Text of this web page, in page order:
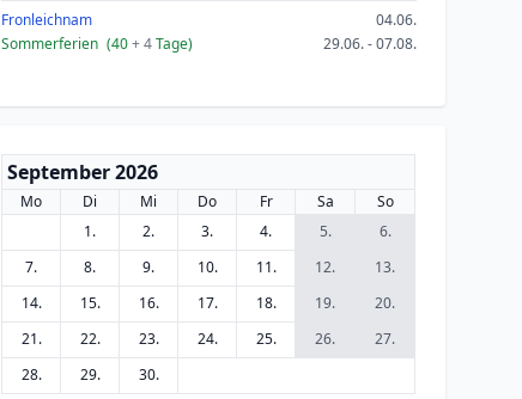
Fronleichnam
04.06.
Sommerferien (40+ 4Tage) 29.06. - 07.08.
September 2026
Mo Di Mi Do Fr Sa
So
1.
2. 3. 4. 5.
6.
7.
8. 9. 10. 11. 12.
13.
14.
15. 16. 17. 18. 19.
20.
21.
22. 23. 24. 25. 26.
27.
28.
29. 30.